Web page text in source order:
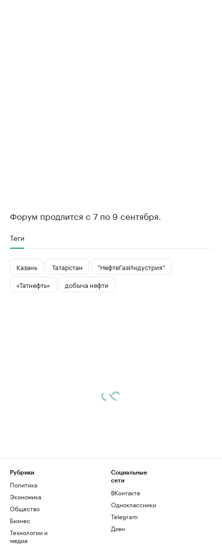
Форум продлится с 7 по 9 сентября.
Теги
Казань Татарстан
"НефтеГазИндустрия"
«Татнефть»
добыча нефти
Рубрики
Политика
Экономика
Общество
Бизнес
Технологии и
медиа
Социальные
сети
ВКонтакте
Одноклассники
Telegram
Дзен